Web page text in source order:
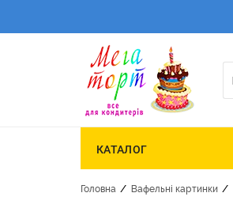
КАТАЛОГ
Головна / Вафельні картинки /